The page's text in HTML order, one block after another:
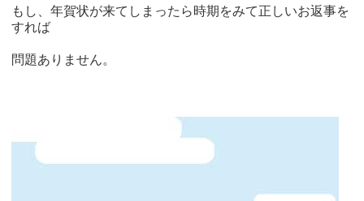
もし、年賀状が来てしまったら時期をみて正しいお返事を
すれば
問題ありません。